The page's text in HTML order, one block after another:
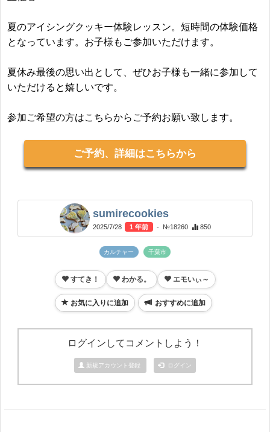
夏のアイシングクッキー体験レッスン。短時間の体験価格
となっています。お子様もご参加いただけます。
夏休み最後の思い出として、ぜひお子様も一緒に参加して
いただけると嬉しいです。
参加ご希望の方はこちらからご予約お願い致します。
ご予約、詳細はこちらから
sumirecookies
2025/7/28 1 年前 - №18260 850
カルチャー 千葉市
すてき！ わかる。 エモいぃ～
お気に入りに追加 おすすめに追加
ログインしてコメントしよう！
新規アカウント登録 ログイン